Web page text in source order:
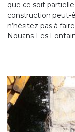
que ce soit
construction peut-
n’hésitez pas à
Nouans Les